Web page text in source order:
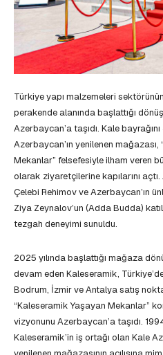
Türkiye yapı malzemeleri
perakende alanında başlattığı
Azerbaycan’a taşıdı. Kale
Azerbaycan’ın yenilenen
Mekanlar” felsefesiyle ilham veren
olarak ziyaretçilerine kapılarını açtı.
Çelebi Rehimov ve Azerbaycan’ın
Ziya Zeynalov’un (Adda Budda)
tezgah deneyimi sunuldu.
2025 yılında başlattığı mağaza
devam eden Kaleseramik,
Bodrum, İzmir ve Antalya satış
“Kaleseramik Yaşayan Mekanlar”
vizyonunu Azerbaycan’a taşıdı.
Kaleseramik’in iş ortağı olan Kale